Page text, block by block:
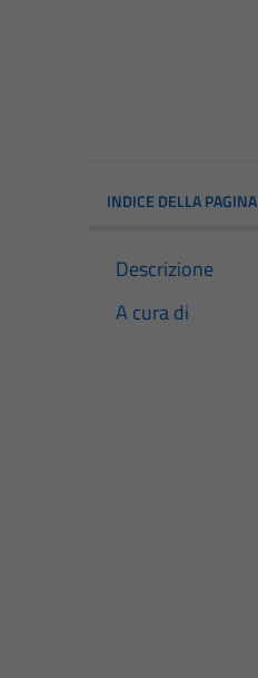
INDICE DELLA PAGINA
Descrizione
A cura di